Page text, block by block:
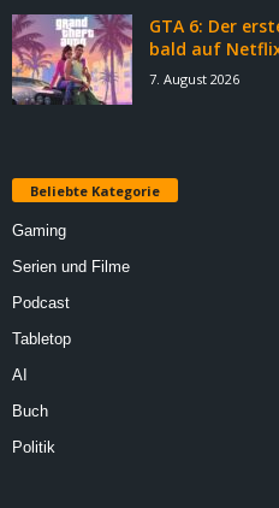
GTA 6: Der
bald auf
7. August 2026
Beliebte Kategorie
Gaming
Serien und Filme
Podcast
Tabletop
AI
Buch
Politik